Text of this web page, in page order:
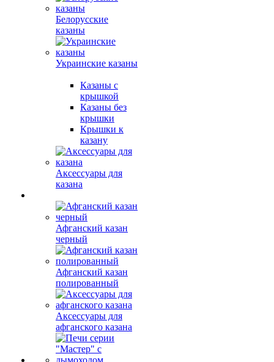
Белорусские
казаны
Украинские казаны
Казаны с
крышкой
Казаны без
крышки
Крышки к
казану
Аксессуары для
казана
Афганский казан
черный
Афганский казан
полированный
Аксессуары для
афганского казана